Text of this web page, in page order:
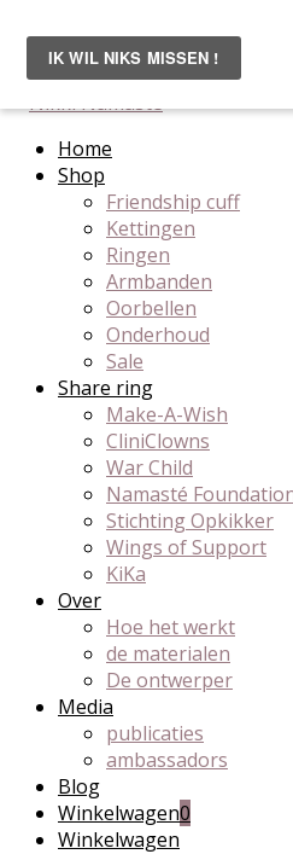
Vanaf 60 euro gratis
Home
Shop
Friendship cuff
Kettingen
Ringen
Armbanden
Oorbellen
Onderhoud
Sale
Share ring
Make-A-Wish
CliniClowns
War Child
Namasté
Stichting Opkikker
Wings of Support
KiKa
Over
Hoe het werkt
de materialen
De ontwerper
Media
publicaties
ambassadors
Blog
Winkelwagen0
Winkelwagen